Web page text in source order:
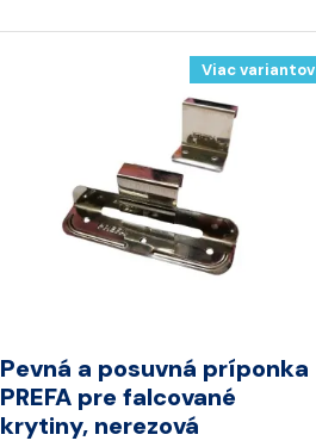
Viac variantov
Pevná a posuvná príponka
PREFA pre falcované
krytiny, nerezová